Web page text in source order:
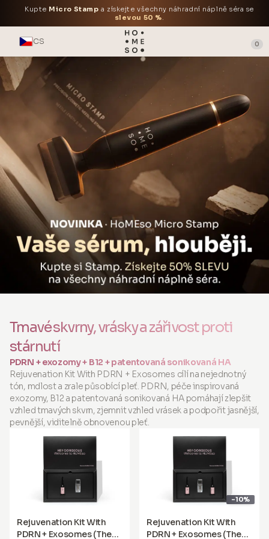
Kupte Micro Stamp a získejte všechny náhradní náplně séra se
slevou 50 %.
CS 0
Tmavé skvrny, vrásky a zářivost proti
stárnutí
PDRN + exozomy + B12 + patentovaná sonikovaná HA
Rejuvenation Kit With PDRN + Exosomes cílí na nejednotný
tón, mdlost a zrale působící pleť. PDRN, péče inspirovaná
exozomy, B12 a patentovaná sonikovaná HA pomáhají zlepšit
vzhled tmavých skvrn, zjemnit vzhled vrásek a podpořit jasnější,
pevnější, viditelně obnovenou pleť.
Rejuvenation Kit With
PDRN + Exosomes (The
-10%
Rejuvenation Kit With
PDRN + Exosomes (The